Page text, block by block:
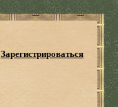
Зарегистрироваться